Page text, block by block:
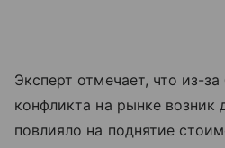
Эксперт отмечает, что из-
конфликта на рынке возник
повлияло на поднятие